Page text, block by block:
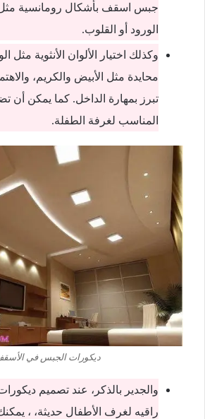
جبس اسقف بأشكال رومانسية مثل
الورود أو القلوب.
وكذلك اختيار الألوان الأنثوية مثل
محايدة مثل الأبيض والكريم،
تبرز بمهارة الداخل. كما يمكن أن
المناسب لغرفة الطفلة.
ديكورات الجبس في
والجدير بالذكر، عند تصميم
راقيه لغرف الأطفال حديثة، ،